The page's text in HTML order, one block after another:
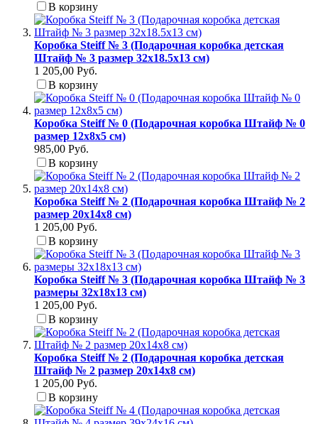
В корзину
Коробка Steiff № 3 (Подарочная коробка детская
Штайф № 3 размер 32x18.5x13 см)
1 205,00 Руб.
В корзину
Коробка Steiff № 0 (Подарочная коробка Штайф № 0
размер 12x8x5 см)
985,00 Руб.
В корзину
Коробка Steiff № 2 (Подарочная коробка Штайф № 2
размер 20x14x8 см)
1 205,00 Руб.
В корзину
Коробка Steiff № 3 (Подарочная коробка Штайф № 3
размеры 32x18x13 см)
1 205,00 Руб.
В корзину
Коробка Steiff № 2 (Подарочная коробка детская
Штайф № 2 размер 20x14x8 см)
1 205,00 Руб.
В корзину